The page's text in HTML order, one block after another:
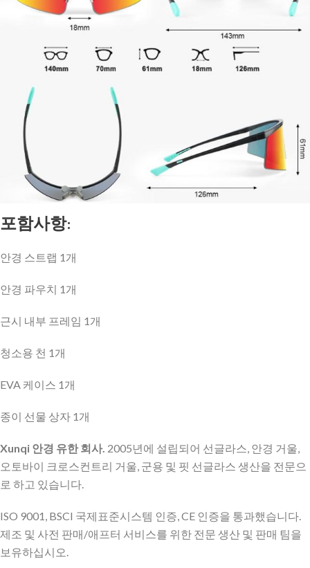
포함사항:
안경 스트랩 1개
안경 파우치 1개
근시 내부 프레임 1개
청소용 천 1개
EVA 케이스 1개
종이 선물 상자 1개
Xunqi 안경 유한 회사. 2005년에 설립되어 선글라스, 안경 거울,
오토바이 크로스컨트리 거울, 군용 및 핏 선글라스 생산을 전문으
로 하고 있습니다.
ISO 9001, BSCI 국제표준시스템 인증, CE 인증을 통과했습니다.
제조 및 사전 판매/애프터 서비스를 위한 전문 생산 및 판매 팀을
보유하십시오.